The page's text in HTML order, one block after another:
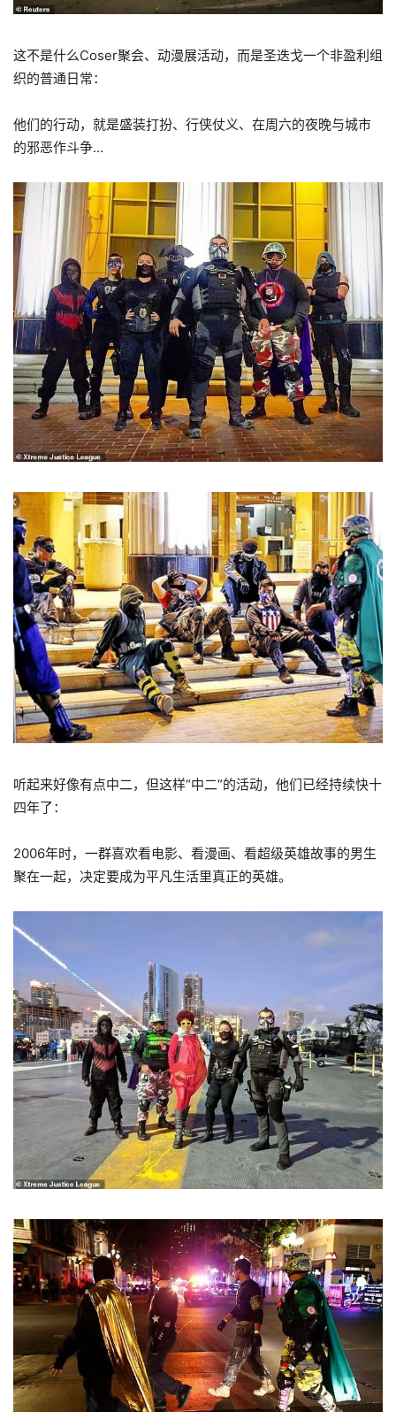
这不是什么Coser聚会、动漫展活动，而是圣迭戈一个非盈利组
织的普通日常：
他们的行动，就是盛装打扮、行侠仗义、在周六的夜晚与城市
的邪恶作斗争…
听起来好像有点中二，但这样“中二”的活动，他们已经持续快十
四年了：
2006年时，一群喜欢看电影、看漫画、看超级英雄故事的男生
聚在一起，决定要成为平凡生活里真正的英雄。